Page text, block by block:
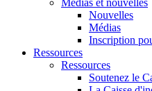
Médias et nouvelles
Nouvelles
Médias
Inscription
Ressources
Ressources
Soutenez le